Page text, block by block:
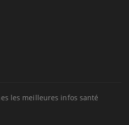
les meilleures infos santé